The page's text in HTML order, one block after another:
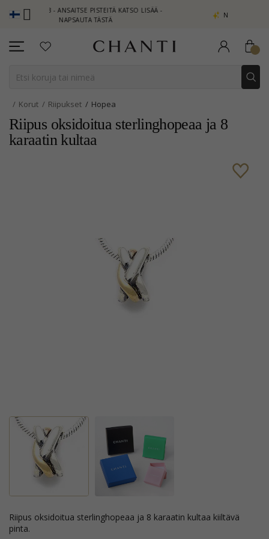
- ANSAITSE PISTEITÄ KATSO LISÄÄ -
NAPSAUTA TÄSTÄ
NEW COLLECTION | AURA
Korut Riipukset Hopea
Riipus oksidoitua sterlinghopeaa ja 8
karaatin kultaa
riipus oksidoitua sterlinghopeaa ja 8 karaatin kultaa kiiltävä
pinta.